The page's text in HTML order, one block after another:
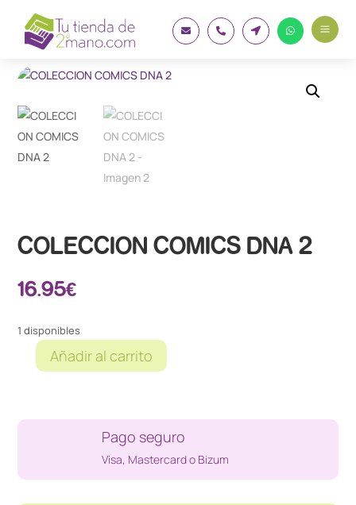
    a
COLECCION COMICS DNA 2
16.95€
1 disponibles
COLECCION
2
Añadir al carrito
Pago seguro
Visa, Mastercard o Bizum